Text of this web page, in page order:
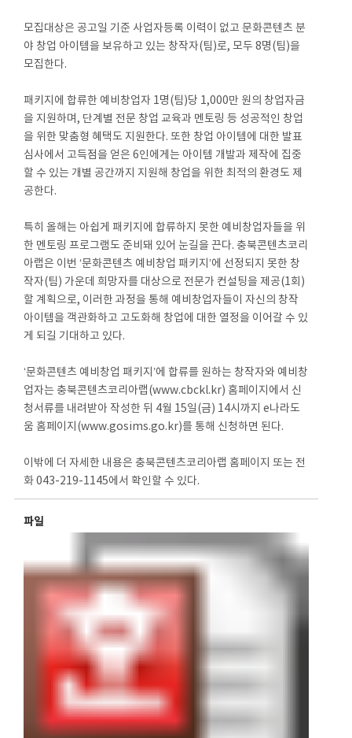
모집대상은 공고일 기준 사업자등록 이력이 없고 문화콘텐츠 분
야 창업 아이템을 보유하고 있는 창작자(팀)로, 모두 8명(팀)을
모집한다.
패키지에 합류한 예비창업자 1명(팀)당 1,000만 원의 창업자금
을 지원하며, 단계별 전문 창업 교육과 멘토링 등 성공적인 창업
을 위한 맞춤형 혜택도 지원한다. 또한 창업 아이템에 대한 발표
심사에서 고득점을 얻은 6인에게는 아이템 개발과 제작에 집중
할 수 있는 개별 공간까지 지원해 창업을 위한 최적의 환경도 제
공한다.
특히 올해는 아쉽게 패키지에 합류하지 못한 예비창업자들을 위
한 멘토링 프로그램도 준비돼 있어 눈길을 끈다. 충북콘텐츠코리
아랩은 이번 ‘문화콘텐츠 예비창업 패키지’에 선정되지 못한 창
작자(팀) 가운데 희망자를 대상으로 전문가 컨설팅을 제공(1회)
할 계획으로, 이러한 과정을 통해 예비창업자들이 자신의 창작
아이템을 객관화하고 고도화해 창업에 대한 열정을 이어갈 수 있
게 되길 기대하고 있다.
‘문화콘텐츠 예비창업 패키지’에 합류를 원하는 창작자와 예비창
업자는 충북콘텐츠코리아랩(www.cbckl.kr) 홈페이지에서 신
청서류를 내려받아 작성한 뒤 4월 15일(금) 14시까지 e나라도
움 홈페이지(www.gosims.go.kr)를 통해 신청하면 된다.
이밖에 더 자세한 내용은 충북콘텐츠코리아랩 홈페이지 또는 전
화 043-219-1145에서 확인할 수 있다.
파일